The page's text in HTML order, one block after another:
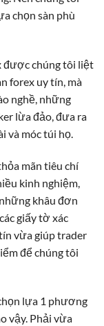
chọn sàn phù
được chúng tôi liệt
forex uy tín, mà
nghề, những
lừa đảo, đưa ra
và móc túi họ.
mãn tiêu chí
kinh nghiệm,
khâu đơn
giấy tờ xác
vừa giúp trader
để chúng tôi
lựa 1 phương
vậy. Phải vừa